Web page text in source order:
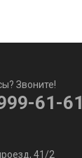
Звоните!
61-61
41/2